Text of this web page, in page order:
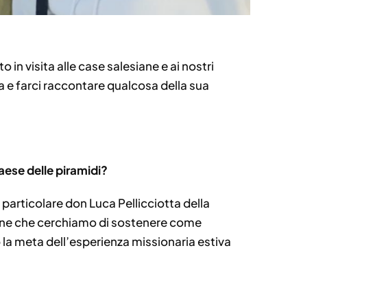
in visita alle case salesiane e ai nostri
e farci raccontare qualcosa della sua
delle piramidi?
don Luca Pellicciotta della
che cerchiamo di sostenere come
meta dell’esperienza missionaria estiva